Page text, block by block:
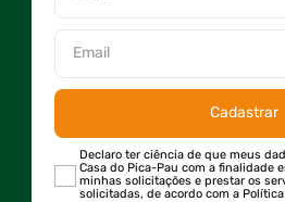
Cadastrar
Declaro ter ciência de que meus
Casa do Pica-Pau com a finalidade
minhas solicitações e prestar os
solicitadas, de acordo com a